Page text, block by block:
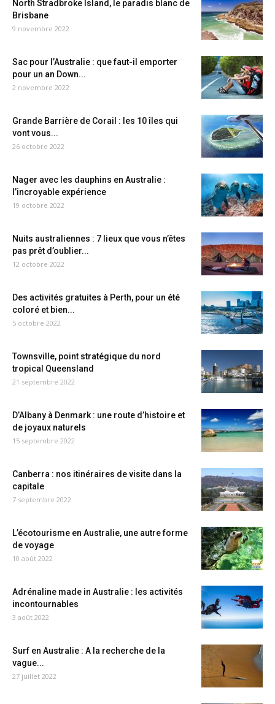
North Stradbroke Island, le paradis blanc de
Brisbane
9 novembre 2022
Sac pour l’Australie : que faut-il emporter
pour un an Down...
2 novembre 2022
Grande Barrière de Corail : les 10 îles qui
vont vous...
26 octobre 2022
Nager avec les dauphins en Australie :
l’incroyable expérience
19 octobre 2022
Nuits australiennes : 7 lieux que vous n’êtes
pas prêt d’oublier...
12 octobre 2022
Des activités gratuites à Perth, pour un été
coloré et bien...
5 octobre 2022
Townsville, point stratégique du nord
tropical Queensland
21 septembre 2022
D’Albany à Denmark : une route d’histoire et
de joyaux naturels
15 septembre 2022
Canberra : nos itinéraires de visite dans la
capitale
7 septembre 2022
L’écotourisme en Australie, une autre forme
de voyage
10 août 2022
Adrénaline made in Australie : les activités
incontournables
3 août 2022
Surf en Australie : A la recherche de la
vague...
27 juillet 2022